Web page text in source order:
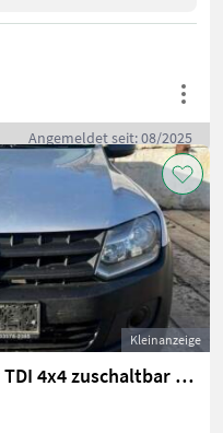
Angemeldet seit: 08/2025
Kleinanzeige
VW Amarok Single Cab Entry TDI 4x4 zuschaltbar Pickup